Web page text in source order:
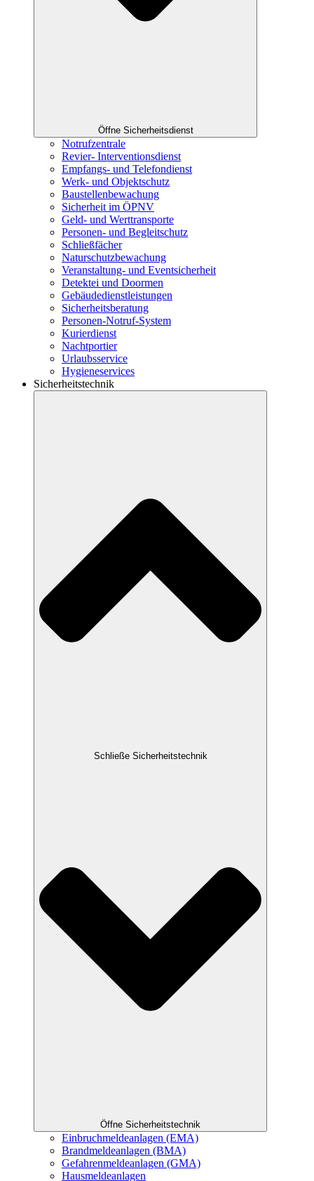
Öffne Sicherheitsdienst
Notrufzentrale
Revier- Interventionsdienst
Empfangs- und Telefondienst
Werk- und Objektschutz
Baustellenbewachung
Sicherheit im ÖPNV
Geld- und Werttransporte
Personen- und Begleitschutz
Schließfächer
Naturschutzbewachung
Veranstaltung- und Eventsicherheit
Detektei und Doormen
Gebäudedienstleistungen
Sicherheitsberatung
Personen-Notruf-System
Kurierdienst
Nachtportier
Urlaubsservice
Hygieneservices
Sicherheitstechnik
Schließe Sicherheitstechnik
Öffne Sicherheitstechnik
Einbruchmeldeanlagen (EMA)
Brandmeldeanlagen (BMA)
Gefahrenmeldeanlagen (GMA)
Hausmeldeanlagen